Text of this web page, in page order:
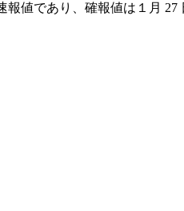
報値であり、確報値は１月 27